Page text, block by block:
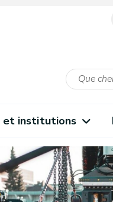
et institutions